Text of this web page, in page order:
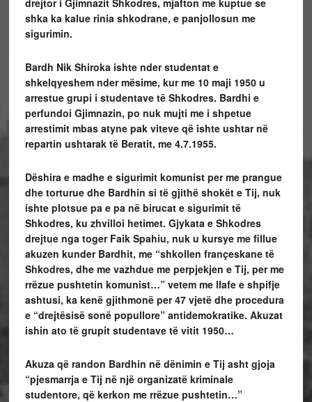
shka ka kalue rinia shkodrane, e panjollosun me
sigurimin.
Bardh Nik Shiroka ishte nder studentat e
shkelqyeshem nder mësime, kur me 10 maji 1950 u
arrestue grupi i studentave të Shkodres. Bardhi e
perfundoi Gjimnazin, po nuk mujti me i shpetue
arrestimit mbas atyne pak viteve që ishte ushtar në
repartin ushtarak të Beratit, me 4.7.1955.
Dëshira e madhe e sigurimit komunist per me prangue
dhe torturue dhe Bardhin si të gjithë shokët e Tij, nuk
ishte plotsue pa e pa në birucat e sigurimit të
Shkodres, ku zhvilloi hetimet. Gjykata e Shkodres
drejtue nga toger Faik Spahiu, nuk u kursye me fillue
akuzen kunder Bardhit, me “shkollen françeskane të
Shkodres, dhe me vazhdue me perpjekjen e Tij, per me
rrëzue pushtetin komunist…” vetem me llafe e shpifje
ashtusi, ka kenë gjithmonë per 47 vjetë dhe procedura
e “drejtësisë sonë popullore” antidemokratike. Akuzat
ishin ato të grupit studentave të vitit 1950…
Akuza që randon Bardhin në dënimin e Tij asht gjoja
“pjesmarrja e Tij në një organizatë kriminale
studentore, që kerkon me rrëzue pushtetin…”